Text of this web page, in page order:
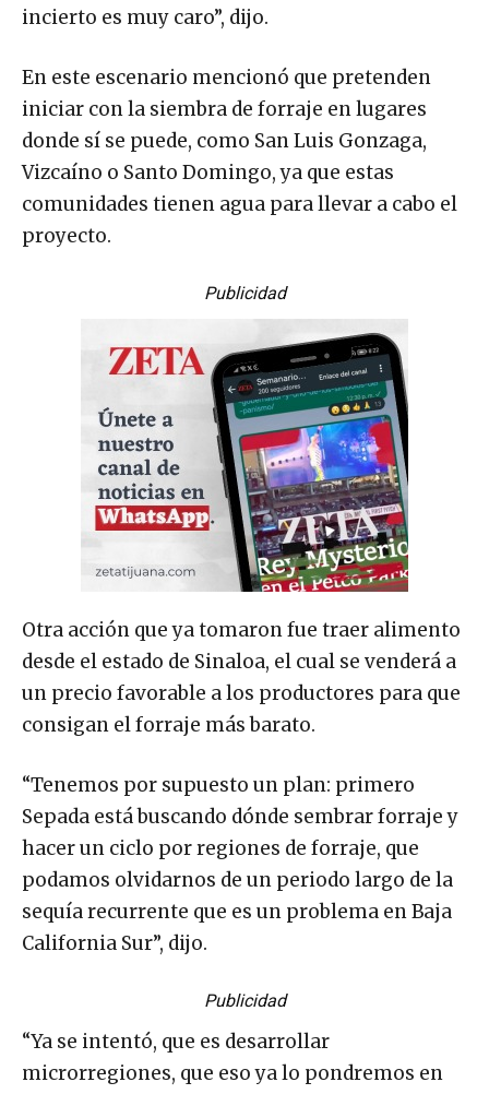
incierto es muy caro”, dijo.
En este escenario mencionó que pretenden
iniciar con la siembra de forraje en lugares
donde sí se puede, como San Luis Gonzaga,
Vizcaíno o Santo Domingo, ya que estas
comunidades tienen agua para llevar a cabo el
proyecto.
Publicidad
Otra acción que ya tomaron fue traer alimento
desde el estado de Sinaloa, el cual se venderá a
un precio favorable a los productores para que
consigan el forraje más barato.
“Tenemos por supuesto un plan: primero
Sepada está buscando dónde sembrar forraje y
hacer un ciclo por regiones de forraje, que
podamos olvidarnos de un periodo largo de la
sequía recurrente que es un problema en Baja
California Sur”, dijo.
Publicidad
“Ya se intentó, que es desarrollar
microrregiones, que eso ya lo pondremos en